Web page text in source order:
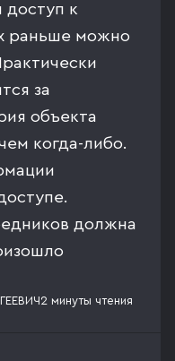
к
раньше можно
за
объекта
когда-либо.
должна
2 минуты чтения